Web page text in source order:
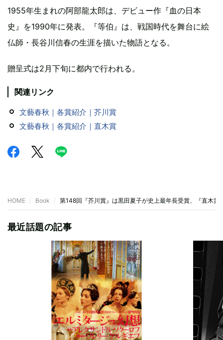
1955年生まれの阿部龍太郎は、デビュー作『血の日本
史』を1990年に発表。『等伯』は、戦国時代を舞台に絵
仏師・長谷川信春の生涯を描いた物語となる。
贈呈式は2月下旬に都内で行われる。
関連リンク
文藝春秋｜各賞紹介｜芥川賞
文藝春秋｜各賞紹介｜直木賞
HOME Book 第148回『芥川賞』は黒田夏子が史上最年長受賞、『直木賞
最近話題の記事